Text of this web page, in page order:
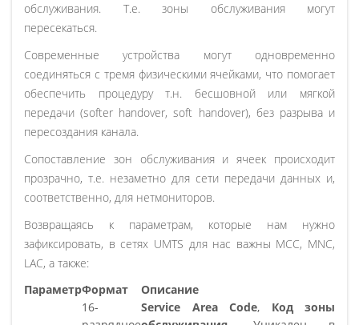
обслуживания. Т.е. зоны обслуживания могут
пересекаться.
Современные устройства могут одновременно
соединяться с тремя физическими ячейками, что помогает
обеспечить процедуру т.н. бесшовной или мягкой
передачи (softer handover, soft handover), без разрыва и
пересоздания канала.
Сопоставление зон обслуживания и ячеек происходит
прозрачно, т.е. незаметно для сети передачи данных и,
соответственно, для нетмониторов.
Возвращаясь к параметрам, которые нам нужно
зафиксировать, в сетях UMTS для нас важны MCC, MNC,
LAC, а также:
ПараметрФормат
Описание
16-
Service Area Code, Код зоны